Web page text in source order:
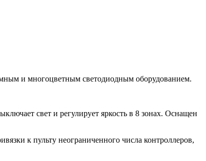
и многоцветным светодиодным оборудованием.
свет и регулирует яркость в 8 зонах. Оснащен
к пульту неограниченного числа контроллеров,